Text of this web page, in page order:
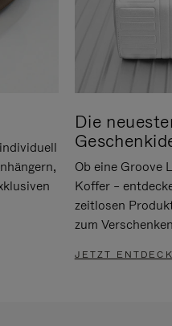
Die
Ob eine Groove
Koffer –
zeitlosen
zum
JETZT